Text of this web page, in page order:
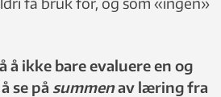
å ikke bare evaluere en og
se på summenav læring fra